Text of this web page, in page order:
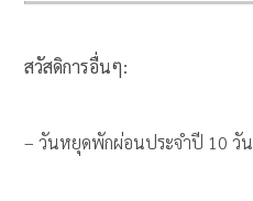
สวัสดิการอื่นๆ:
– วันหยุดพักผ่อนประจำปี 10 วัน